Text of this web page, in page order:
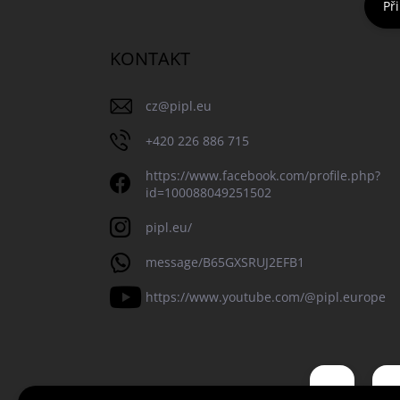
KONTAKT
cz@pipl.eu
+420 226 886 715
https://www.facebook.com/profile.php?
id=100088049251502
pipl.eu/
message/B65GXSRUJ2EFB1
https://www.youtube.com/@pipl.europe